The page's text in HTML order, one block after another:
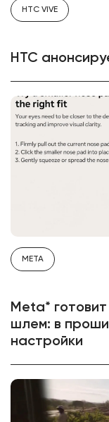
HTC VIVE
HTC
META
Meta* готовит
шлем: в
настройки